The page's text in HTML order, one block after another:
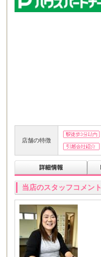
店舗の特徴
当店のスタッフコメント